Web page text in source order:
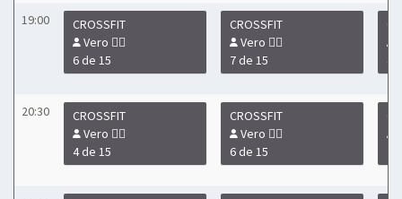
19:00
CROSSFIT
Vero 🏋️‍♀️
6 de 15
CROSSFIT
Vero 🏋️‍♀️
7 de 15
4
20:30
CROSSFIT
Vero 🏋️‍♀️
4 de 15
CROSSFIT
Vero 🏋️‍♀️
6 de 15